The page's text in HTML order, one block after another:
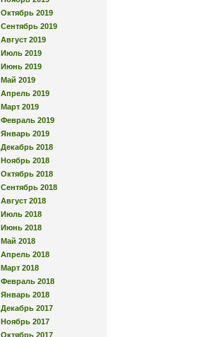
Октябрь 2019
Сентябрь 2019
Август 2019
Июль 2019
Июнь 2019
Май 2019
Апрель 2019
Март 2019
Февраль 2019
Январь 2019
Декабрь 2018
Ноябрь 2018
Октябрь 2018
Сентябрь 2018
Август 2018
Июль 2018
Июнь 2018
Май 2018
Апрель 2018
Март 2018
Февраль 2018
Январь 2018
Декабрь 2017
Ноябрь 2017
Октябрь 2017